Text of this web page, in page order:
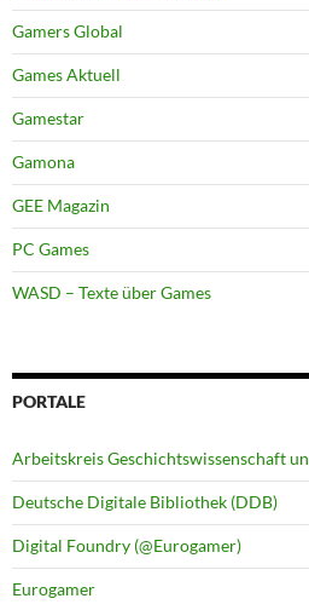
Gamers Global
Games Aktuell
Gamestar
Gamona
GEE Magazin
PC Games
WASD – Texte über Games
PORTALE
Arbeitskreis Geschichtswissenschaft
Deutsche Digitale Bibliothek (DDB)
Digital Foundry (@Eurogamer)
Eurogamer